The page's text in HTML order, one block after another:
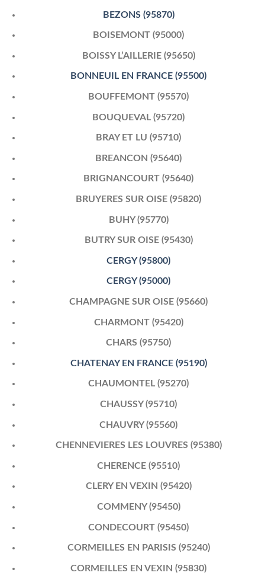
BEZONS (95870)
BOISEMONT (95000)
BOISSY L’AILLERIE (95650)
BONNEUIL EN FRANCE (95500)
BOUFFEMONT (95570)
BOUQUEVAL (95720)
BRAY ET LU (95710)
BREANCON (95640)
BRIGNANCOURT (95640)
BRUYERES SUR OISE (95820)
BUHY (95770)
BUTRY SUR OISE (95430)
CERGY (95800)
CERGY (95000)
CHAMPAGNE SUR OISE (95660)
CHARMONT (95420)
CHARS (95750)
CHATENAY EN FRANCE (95190)
CHAUMONTEL (95270)
CHAUSSY (95710)
CHAUVRY (95560)
CHENNEVIERES LES LOUVRES (95380)
CHERENCE (95510)
CLERY EN VEXIN (95420)
COMMENY (95450)
CONDECOURT (95450)
CORMEILLES EN PARISIS (95240)
CORMEILLES EN VEXIN (95830)